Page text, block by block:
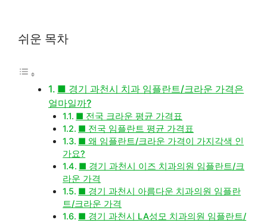
쉬운 목차
■ 경기 과천시 치과 임플란트/크라운 가격은
얼마일까?
■ 전국 크라운 평균 가격표
■ 전국 임플란트 평균 가격표
■ 왜 임플란트/크라운 가격이 가지각색 인
가요?
■ 경기 과천시 이즈 치과의원 임플란트/크
라운 가격
■ 경기 과천시 아름다운 치과의원 임플란
트/크라운 가격
■ 경기 과천시 LA성모 치과의원 임플란트/